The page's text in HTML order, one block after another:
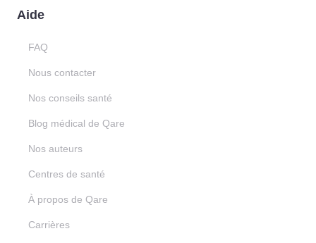
Aide
FAQ
Nous contacter
Nos conseils santé
Blog médical de Qare
Nos auteurs
Centres de santé
À propos de Qare
Carrières